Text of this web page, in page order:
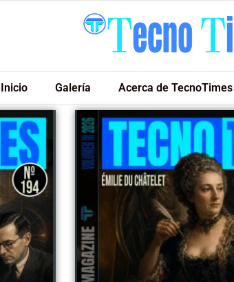
Inicio Galería Acerca de TecnoTimes